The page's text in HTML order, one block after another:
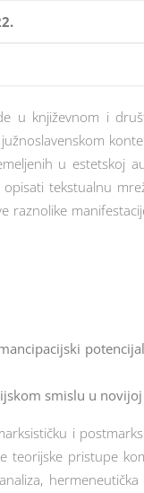
u književnom i
u estetskoj
tekstualnu
smislu u
i
teorijske pristupe